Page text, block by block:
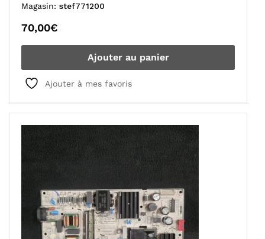
Magasin: stef771200
70,00€
Ajouter au panier
Ajouter à mes favoris